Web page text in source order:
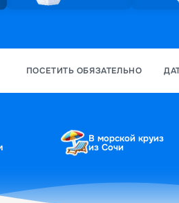
ПОСЕТИТЬ ОБЯЗАТЕЛЬНО
В морской круиз
из Сочи